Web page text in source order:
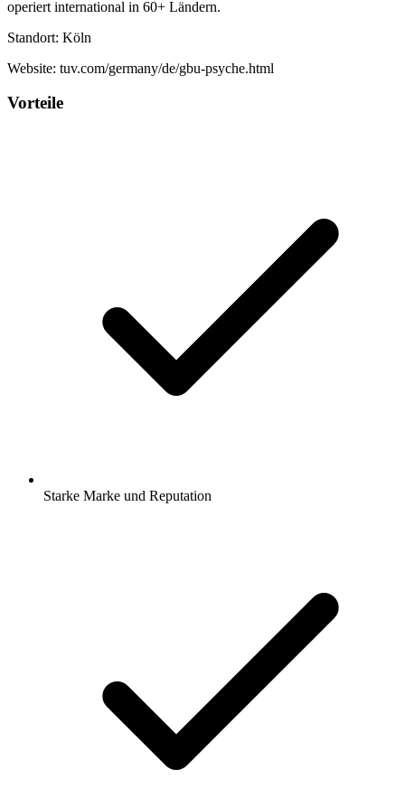
operiert international in 60+ Ländern.
Standort: Köln
Website: tuv.com/germany/de/gbu-psyche.html
Vorteile
Starke Marke und Reputation